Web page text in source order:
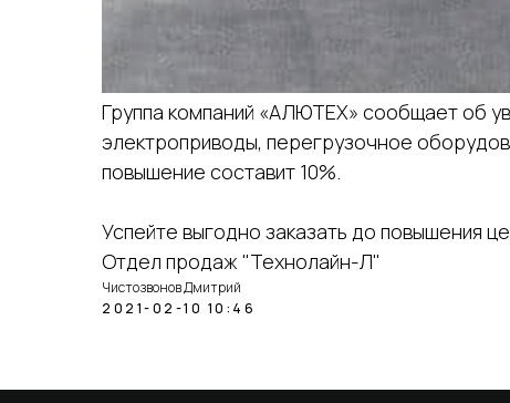
Группа компаний «АЛЮТЕХ» сообщает об
электроприводы, перегрузочное
повышение составит 10%.
Успейте выгодно заказать до повышения
Отдел продаж "Технолайн-Л"
Чистозвонов Дмитрий
2021-02-10 10:46